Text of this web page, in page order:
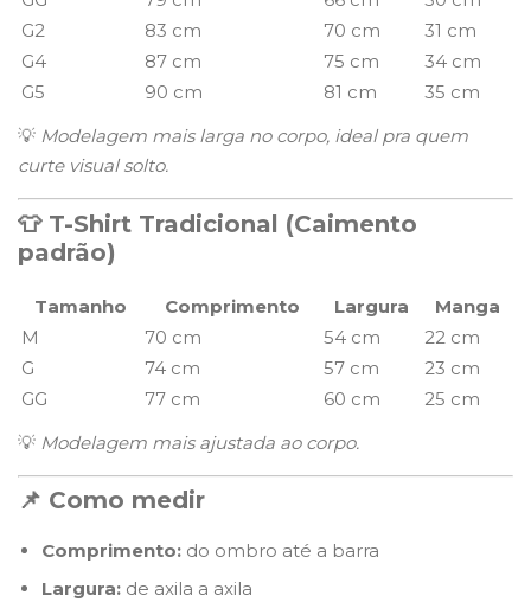
G2
83 cm 70 cm
31 cm
G4
87 cm 75 cm
34 cm
G5
90 cm 81 cm
35 cm
💡 Modelagem mais larga no corpo, ideal pra quem
curte visual solto.
👕 T-Shirt Tradicional (Caimento
padrão)
Tamanho Comprimento Largura
Manga
M
70 cm 54 cm
22 cm
G
74 cm 57 cm
23 cm
GG
77 cm 60 cm
25 cm
💡 Modelagem mais ajustada ao corpo.
📌 Como medir
Comprimento: do ombro até a barra
Largura: de axila a axila